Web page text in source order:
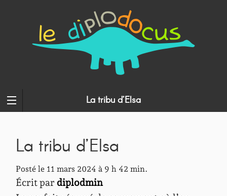
La tribu d’Elsa
La tribu d’Elsa
Posté le 11 mars 2024 à 9 h 42 min.
Écrit par diplodmin